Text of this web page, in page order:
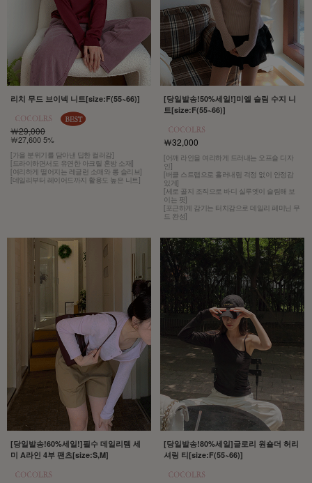
리치 무드 브이넥 니트[size:F(55~66)]
￦29,000
￦27,600 5%
[가을 분위기를 담아낸 딥한 컬러감]
[드라이하면서도 유연한 아크릴 혼방 소재]
[여리하게 떨어지는 레글런 소매와 롱 슬리브]
[데일리부터 레이어드까지 활용도 높은 니트]
[당일발송!50%세일!]미엘 슬림 수지 니
트[size:F(55~66)]
￦32,000
[어깨 라인을 여리하게 드러내는 오프숄 디자
인]
[버클 스트랩으로 흘러내림 걱정 없이 안정감
있게]
[세로 골지 조직으로 바디 실루엣이 슬림해 보
이는 핏]
[포근하게 감기는 터치감으로 데일리 페미닌 무
드 완성]
[당일발송!60%세일!]필수 데일리템 세
미 A라인 4부 팬츠[size:S,M]
[당일발송!80%세일]글로리 원숄더 허리
셔링 티[size:F(55~66)]